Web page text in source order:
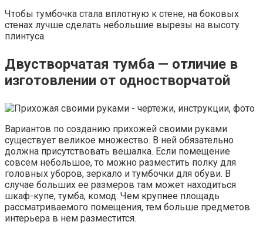
Чтобы тумбочка стала вплотную к стене, на боковых
стенах лучше сделать небольшие вырезы на высоту
плинтуса.
Двустворчатая тумба — отличие в
изготовлении от одностворчатой
Вариантов по созданию прихожей своими руками
существует великое множество. В ней обязательно
должна присутствовать вешалка. Если помещение
совсем небольшое, то можно разместить полку для
головных уборов, зеркало и тумбочки для обуви. В
случае больших ее размеров там может находиться
шкаф-купе, тумба, комод. Чем крупнее площадь
рассматриваемого помещения, тем больше предметов
интерьера в нем разместится.